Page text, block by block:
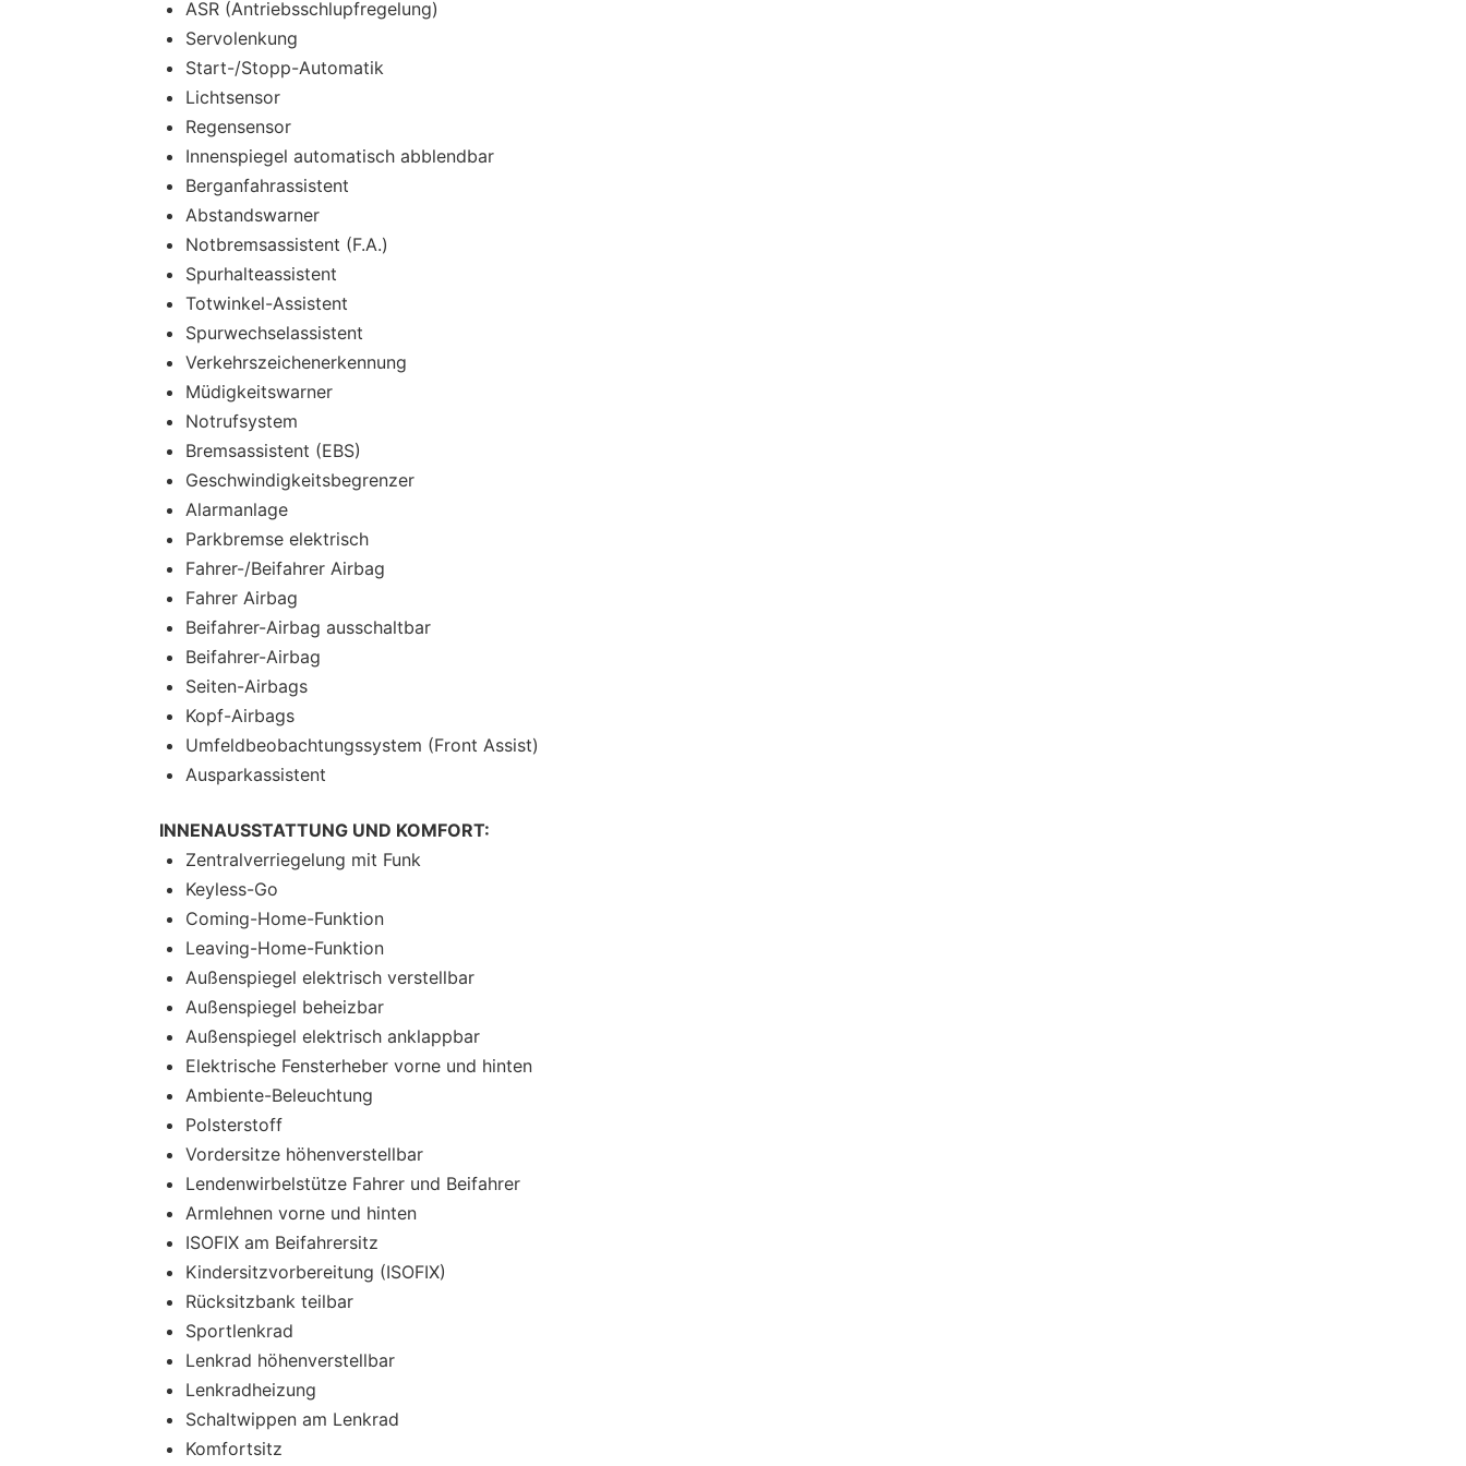
ASR (Antriebsschlupfregelung)
Servolenkung
Start-/Stopp-Automatik
Lichtsensor
Regensensor
Innenspiegel automatisch abblendbar
Berganfahrassistent
Abstandswarner
Notbremsassistent (F.A.)
Spurhalteassistent
Totwinkel-Assistent
Spurwechselassistent
Verkehrszeichenerkennung
Müdigkeitswarner
Notrufsystem
Bremsassistent (EBS)
Geschwindigkeitsbegrenzer
Alarmanlage
Parkbremse elektrisch
Fahrer-/Beifahrer Airbag
Fahrer Airbag
Beifahrer-Airbag ausschaltbar
Beifahrer-Airbag
Seiten-Airbags
Kopf-Airbags
Umfeldbeobachtungssystem (Front Assist)
Ausparkassistent
INNENAUSSTATTUNG UND KOMFORT:
Zentralverriegelung mit Funk
Keyless-Go
Coming-Home-Funktion
Leaving-Home-Funktion
Außenspiegel elektrisch verstellbar
Außenspiegel beheizbar
Außenspiegel elektrisch anklappbar
Elektrische Fensterheber vorne und hinten
Ambiente-Beleuchtung
Polsterstoff
Vordersitze höhenverstellbar
Lendenwirbelstütze Fahrer und Beifahrer
Armlehnen vorne und hinten
ISOFIX am Beifahrersitz
Kindersitzvorbereitung (ISOFIX)
Rücksitzbank teilbar
Sportlenkrad
Lenkrad höhenverstellbar
Lenkradheizung
Schaltwippen am Lenkrad
Komfortsitz